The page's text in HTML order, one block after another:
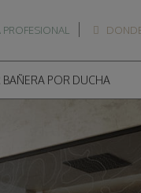
PROFESIONAL
BAÑERA POR DUCHA